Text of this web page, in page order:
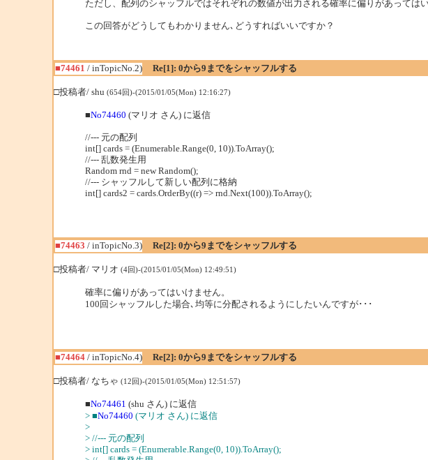
ただし、配列のシャッフルではそれぞれの数値が出力される確率に偏りがあってはい
この回答がどうしてもわかりません､どうすればいいですか？
■74461 / inTopicNo.2)
Re[1]: 0から9までをシャッフルする
□投稿者/ shu (654回)-(2015/01/05(Mon) 12:16:27)
■No74460 (マリオ さん) に返信
//--- 元の配列
int[] cards = (Enumerable.Range(0, 10)).ToArray();
//--- 乱数発生用
Random rnd = new Random();
//--- シャッフルして新しい配列に格納
int[] cards2 = cards.OrderBy((r) => rnd.Next(100)).ToArray();
■74463 / inTopicNo.3)
Re[2]: 0から9までをシャッフルする
□投稿者/ マリオ (4回)-(2015/01/05(Mon) 12:49:51)
確率に偏りがあってはいけません。
100回シャッフルした場合､均等に分配されるようにしたいんですが･･･
■74464/ inTopicNo.4)
Re[2]: 0から9までをシャッフルする
□投稿者/ なちゃ (12回)-(2015/01/05(Mon) 12:51:57)
■No74461 (shu さん) に返信
> ■No74460 (マリオ さん) に返信
>
> //--- 元の配列
> int[] cards = (Enumerable.Range(0, 10)).ToArray();